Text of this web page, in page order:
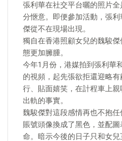
張利華在社交平台曬的照片
分愜意。即便參加活動，張
傑從不在現場出現。
獨自在香港照顧女兒的魏駿
態更加臃腫。
今年1月份，港媒拍到張利華
的視頻，起先張欲拒還迎略
行、貼面嬉笑，在計程車上
出軌的事實。
魏駿傑對這段感情再也不抱
賬號頭像換成了黑色，並配
命。暗示今後的日子只和女兒